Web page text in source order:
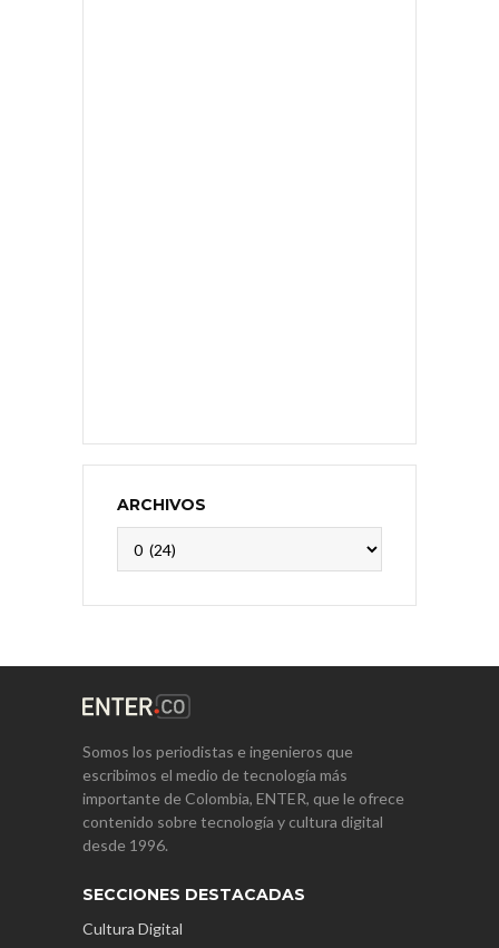
ARCHIVOS
Somos los periodistas e ingenieros que
escribimos el medio de tecnología más
importante de Colombia, ENTER, que le ofrece
contenido sobre tecnología y cultura digital
desde 1996.
SECCIONES DESTACADAS
Cultura Digital